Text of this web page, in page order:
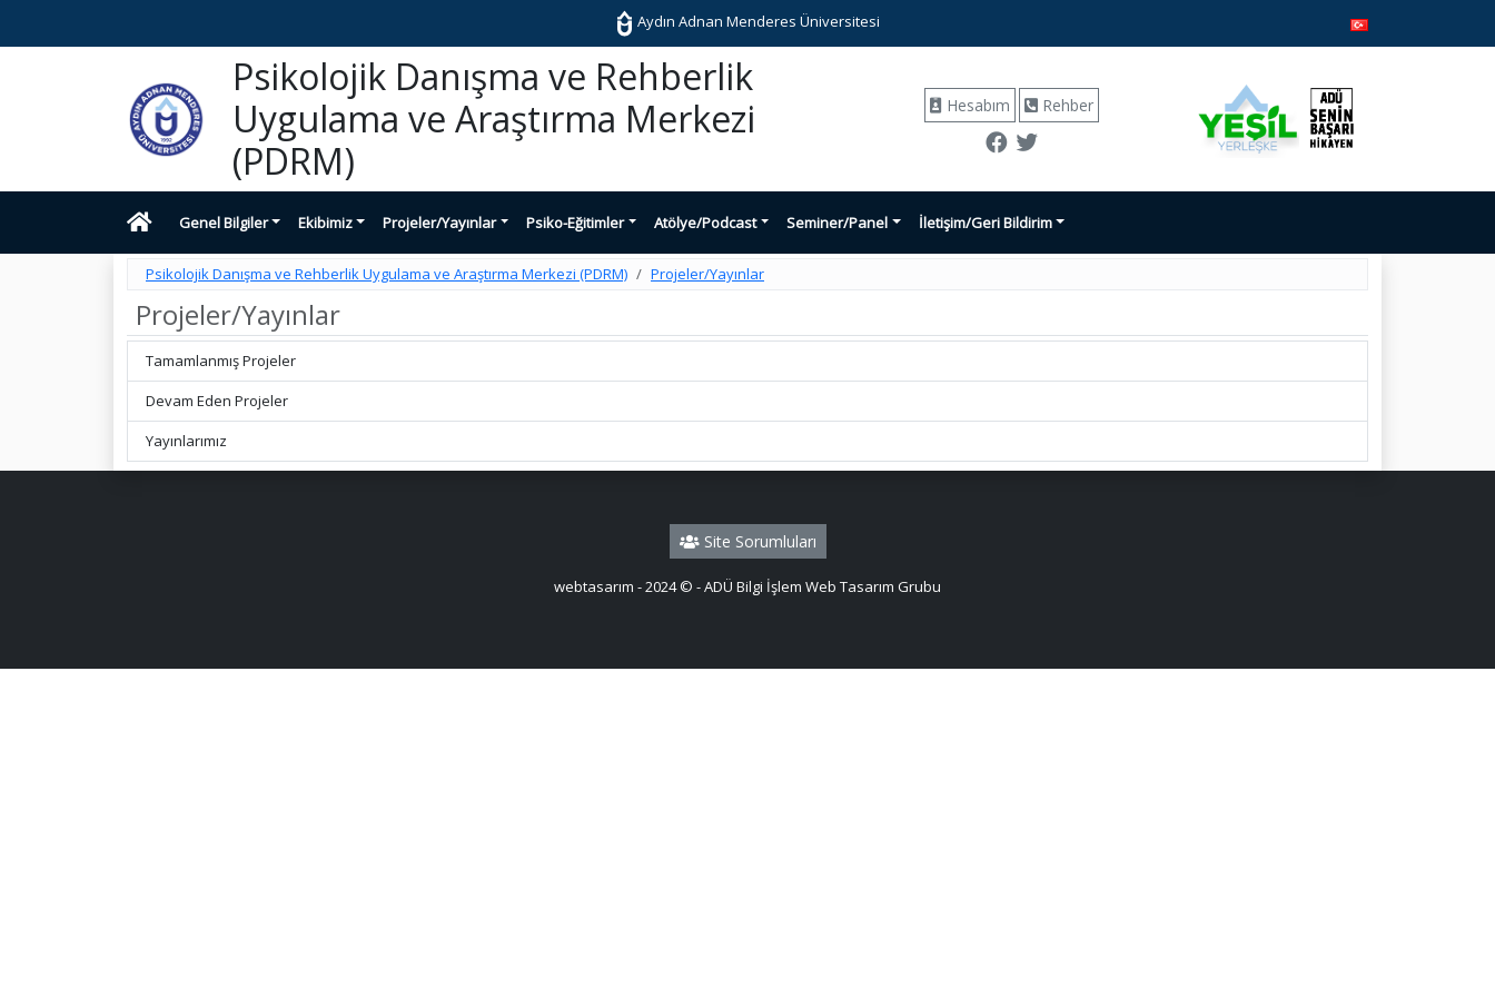
Aydın Adnan Menderes Üniversitesi
Psikolojik Danışma ve Rehberlik
Uygulama ve Araştırma Merkezi
(PDRM)
Hesabım Rehber
Genel Bilgiler Ekibimiz Projeler/Yayınlar Psiko-Eğitimler Atölye/Podcast Seminer/Panel İletişim/Geri Bildirim
Psikolojik Danışma ve Rehberlik Uygulama ve Araştırma Merkezi (PDRM) Projeler/Yayınlar
Projeler/Yayınlar
Tamamlanmış Projeler
Devam Eden Projeler
Yayınlarımız
Site Sorumluları
webtasarım - 2024 © - ADÜ Bilgi İşlem Web Tasarım Grubu